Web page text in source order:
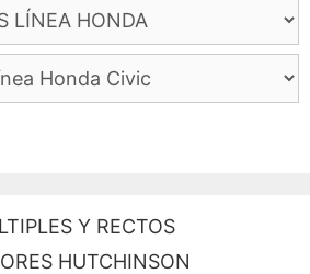
Y RECTOS
HUTCHINSON